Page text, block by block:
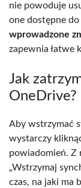
nie powoduje
one dostępne
wprowadzone
zapewnia łatwe
Jak
OneDrive?
Aby wstrzymać
wystarczy
powiadomień. Z
„Wstrzymaj
czas, na jaki ma